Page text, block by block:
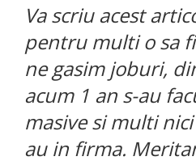
Va scriu acest
pentru multi o sa
ne gasim joburi,
acum 1 an s-au
masive si multi
au in firma.